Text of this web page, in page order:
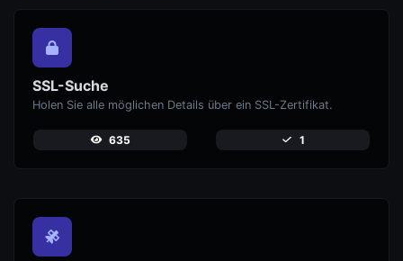
SSL-Suche
Holen Sie alle möglichen Details über ein SSL-Zertifikat.
635 1